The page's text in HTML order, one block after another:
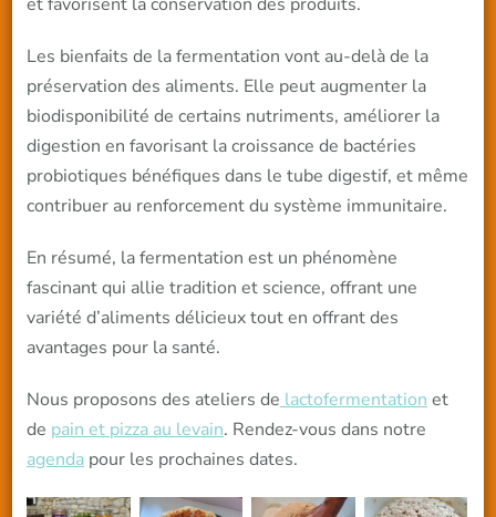
Les bienfaits de la fermentation vont au-delà de la
préservation des aliments. Elle peut augmenter la
biodisponibilité de certains nutriments, améliorer la
digestion en favorisant la croissance de bactéries
probiotiques bénéfiques dans le tube digestif, et même
contribuer au renforcement du système immunitaire.
En résumé, la fermentation est un phénomène
fascinant qui allie tradition et science, offrant une
variété d’aliments délicieux tout en offrant des
avantages pour la santé.
Nous proposons des ateliers de lactofermentation et
de pain et pizza au levain. Rendez-vous dans notre
agendapour les prochaines dates.